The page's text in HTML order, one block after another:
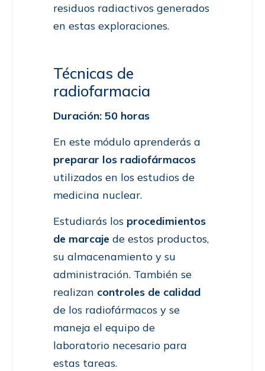
residuos radiactivos generados
en estas exploraciones.
Técnicas de
radiofarmacia
Duración: 50 horas
En este módulo aprenderás a
preparar los radiofármacos
utilizados en los estudios de
medicina nuclear.
Estudiarás los procedimientos
de marcaje de estos productos,
su almacenamiento y su
administración. También se
realizan controles de calidad
de los radiofármacos y se
maneja el equipo de
laboratorio necesario para
estas tareas.